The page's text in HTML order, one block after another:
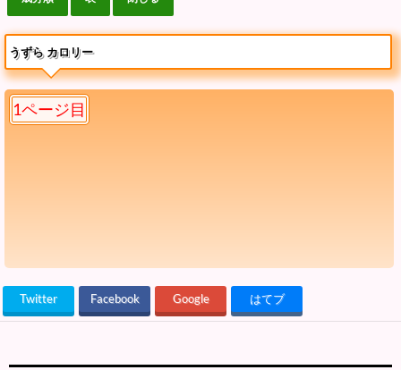
うずら カロリー
1ページ目
Twitter Facebook Google はてブ